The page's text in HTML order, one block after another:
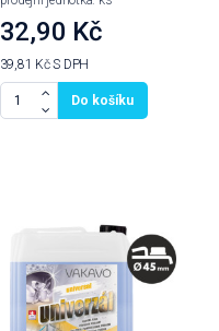
32,90 Kč
39,81 KčS DPH
Do košíku